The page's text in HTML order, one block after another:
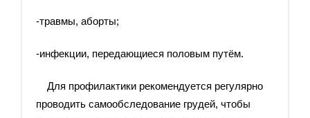
-травмы, аборты;
-инфекции, передающиеся половым путём.
Для профилактики рекомендуется регулярно
проводить самообследование грудей, чтобы